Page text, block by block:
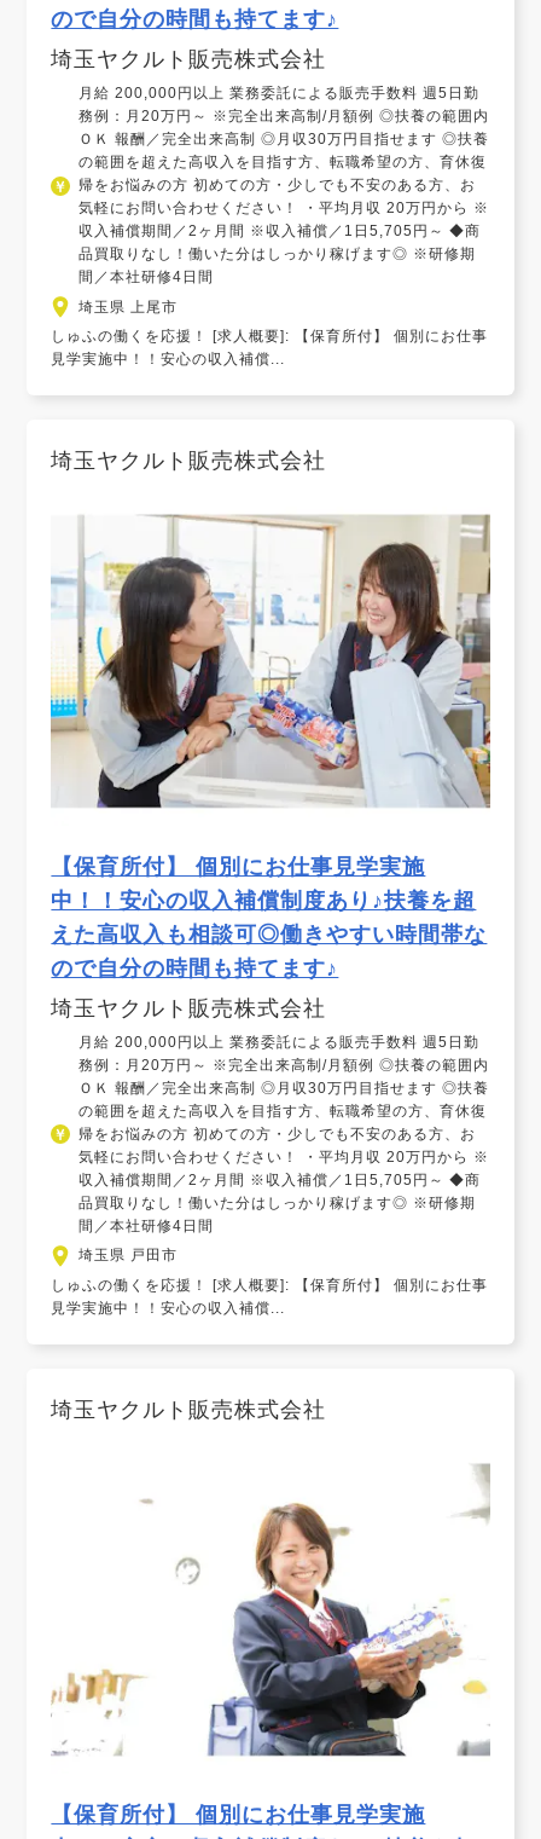
ので自分の時間も持てます♪
埼玉ヤクルト販売株式会社
月給 200,000円以上 業務委託による販売手数料 週5日勤
務例：月20万円～ ※完全出来高制/月額例 ◎扶養の範囲内
ＯＫ 報酬／完全出来高制 ◎月収30万円目指せます ◎扶養
の範囲を超えた高収入を目指す方、転職希望の方、育休復
帰をお悩みの方 初めての方・少しでも不安のある方、お
気軽にお問い合わせください！ ・平均月収 20万円から ※
収入補償期間／2ヶ月間 ※収入補償／1日5,705円～ ◆商
品買取りなし！働いた分はしっかり稼げます◎ ※研修期
間／本社研修4日間
埼玉県 上尾市
しゅふの働くを応援！ [求人概要]: 【保育所付】 個別にお仕事
見学実施中！！安心の収入補償...
埼玉ヤクルト販売株式会社
【保育所付】 個別にお仕事見学実施
中！！安心の収入補償制度あり♪扶養を超
えた高収入も相談可◎働きやすい時間帯な
ので自分の時間も持てます♪
埼玉ヤクルト販売株式会社
月給 200,000円以上 業務委託による販売手数料 週5日勤
務例：月20万円～ ※完全出来高制/月額例 ◎扶養の範囲内
ＯＫ 報酬／完全出来高制 ◎月収30万円目指せます ◎扶養
の範囲を超えた高収入を目指す方、転職希望の方、育休復
帰をお悩みの方 初めての方・少しでも不安のある方、お
気軽にお問い合わせください！ ・平均月収 20万円から ※
収入補償期間／2ヶ月間 ※収入補償／1日5,705円～ ◆商
品買取りなし！働いた分はしっかり稼げます◎ ※研修期
間／本社研修4日間
埼玉県 戸田市
しゅふの働くを応援！ [求人概要]: 【保育所付】 個別にお仕事
見学実施中！！安心の収入補償...
埼玉ヤクルト販売株式会社
【保育所付】 個別にお仕事見学実施